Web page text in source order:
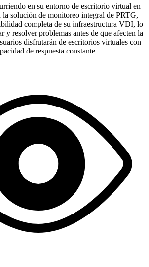
en su entorno de escritorio virtual en
la solución de monitoreo integral de PRTG,
completa de su infraestructura VDI, lo
y resolver problemas antes de que afecten la
disfrutarán de escritorios virtuales con
de respuesta constante.